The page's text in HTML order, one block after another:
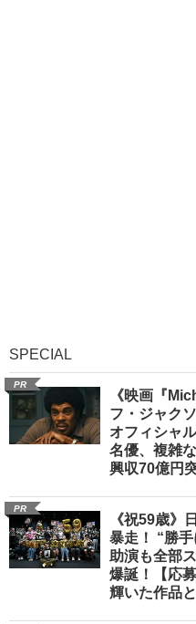
SPECIAL
PR
《映画『
フ・ジャク
オフィシャ
名優、複雑
興収70億円
PR
《祝59歳》
暴走！ “勝
助演も全部
爆誕！【応
輝いた作品